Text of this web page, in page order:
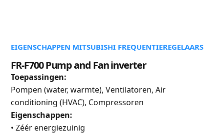
EIGENSCHAPPEN MITSUBISHI FREQUENTIEREGELAARS
FR-F700 Pump and Fan inverter
Toepassingen:
Pompen (water, warmte), Ventilatoren, Air
conditioning (HVAC), Compressoren
Eigenschappen:
• Zéér energiezuinig